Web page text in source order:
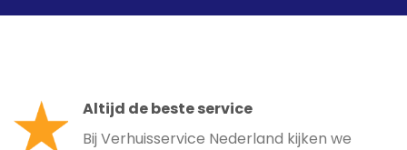
Altijd de beste service
Bij Verhuisservice Nederland kijken we